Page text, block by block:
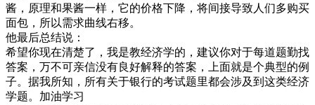
酱，原理和果酱一样，它的价格下降，将间接导致人们多购买
面包，所以需求曲线右移。
他最后总结说：
希望你现在清楚了，我是教经济学的，建议你对于每道题勤找
答案，万不可亲信没有良好解释的答案，上面就是个典型的例
子。据我所知，所有关于银行的考试题里都会涉及到这类经济
学题。加油学习